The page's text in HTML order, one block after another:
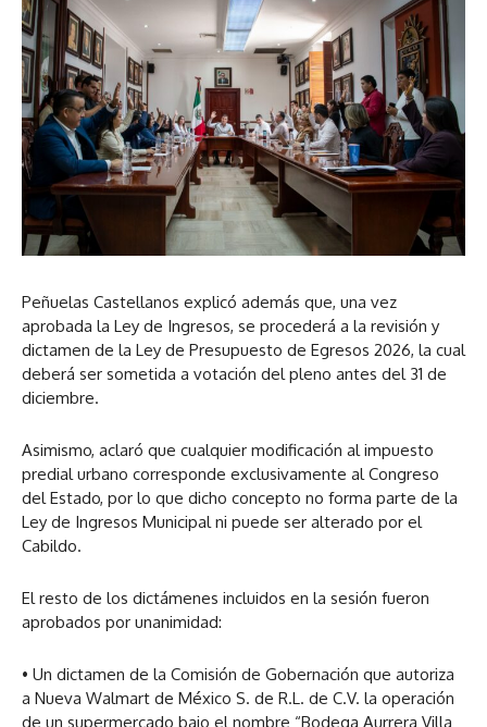
Peñuelas Castellanos explicó además que, una vez
aprobada la Ley de Ingresos, se procederá a la revisión y
dictamen de la Ley de Presupuesto de Egresos 2026, la cual
deberá ser sometida a votación del pleno antes del 31 de
diciembre.
Asimismo, aclaró que cualquier modificación al impuesto
predial urbano corresponde exclusivamente al Congreso
del Estado, por lo que dicho concepto no forma parte de la
Ley de Ingresos Municipal ni puede ser alterado por el
Cabildo.
El resto de los dictámenes incluidos en la sesión fueron
aprobados por unanimidad:
• Un dictamen de la Comisión de Gobernación que autoriza
a Nueva Walmart de México S. de R.L. de C.V. la operación
de un supermercado bajo el nombre “Bodega Aurrera Villa